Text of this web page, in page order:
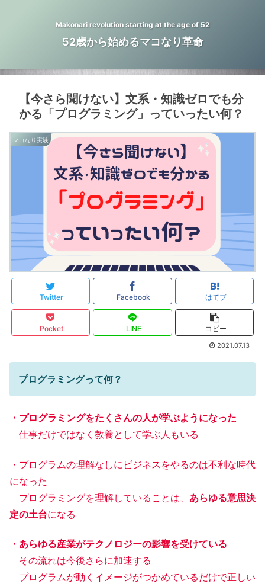
Makonari revolution starting at the age of 52
52歳から始めるマコなり革命
【今さら聞けない】文系・知識ゼロでも分
かる「プログラミング」っていったい何？
マコなり実験
Twitter Facebook はてブ
Pocket LINE コピー
2021.07.13
プログラミングって何？
・プログラミングをたくさんの人が学ぶようになった
仕事だけではなく教養として学ぶ人もいる
・プログラムの理解なしにビジネスをやるのは不利な時代
になった
プログラミングを理解していることは、 あらゆる意思決
定の土台になる
・あらゆる産業がテクノロジーの影響を受けている
その流れは今後さらに加速する
プログラムが動くイメージがつかめているだけで正しい